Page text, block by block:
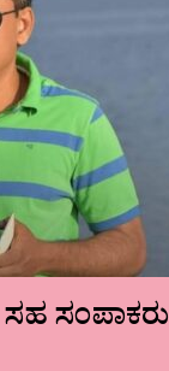
ಸಂಪಾಕರು